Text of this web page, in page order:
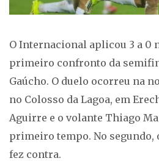
O Internacional aplicou 3 a 0
primeiro confronto da
Gaúcho. O duelo ocorreu na
no Colosso da Lagoa, em
Aguirre e o volante Thiago
primeiro tempo. No segundo,
fez contra.